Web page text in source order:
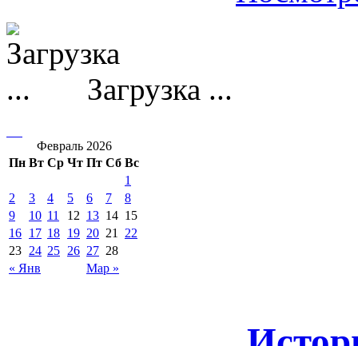
Загрузка ...
Февраль 2026
Пн Вт Ср Чт Пт Сб Вс
« Янв Мар »
1
2
3 4 5 6 7
8
9
10 11 12 13 14 15
16 17 18 19 20 21
22
23 24 25 26 27 28